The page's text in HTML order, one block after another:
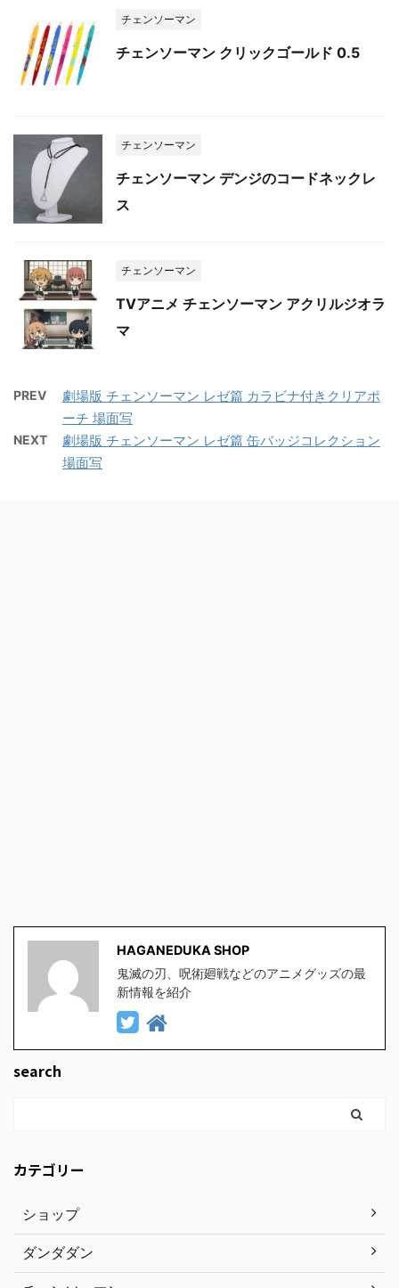
チェンソーマン
チェンソーマン クリックゴールド 0.5
チェンソーマン
チェンソーマン デンジのコードネックレ
ス
チェンソーマン
TVアニメ チェンソーマン アクリルジオラ
マ
PREV
劇場版 チェンソーマン レゼ篇 カラビナ付きクリアポ
ーチ 場面写
NEXT
劇場版 チェンソーマン レゼ篇 缶バッジコレクション
場面写
HAGANEDUKA SHOP
鬼滅の刃、呪術廻戦などのアニメグッズの最
新情報を紹介
search
カテゴリー
ショップ
ダンダダン